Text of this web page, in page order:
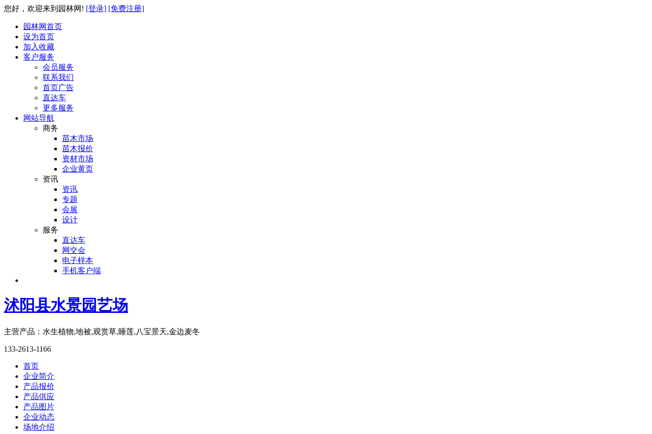
您好，欢迎来到园林网! [登录] [免费注册]
园林网首页
设为首页
加入收藏
客户服务
会员服务
联系我们
首页广告
直达车
更多服务
网站导航
商务
苗木市场
苗木报价
资材市场
企业黄页
资讯
资讯
专题
会展
设计
服务
直达车
网交会
电子样本
手机客户端
沭阳县水景园艺场
主营产品：水生植物,地被,观赏草,睡莲,八宝景天,金边麦冬
133-2613-1166
首页
企业简介
产品报价
产品供应
产品图片
企业动态
场地介绍